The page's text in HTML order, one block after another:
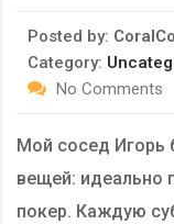
Posted by:
Category:
No Comments
Мой сосед Игорь
вещей: идеально
покер. Каждую